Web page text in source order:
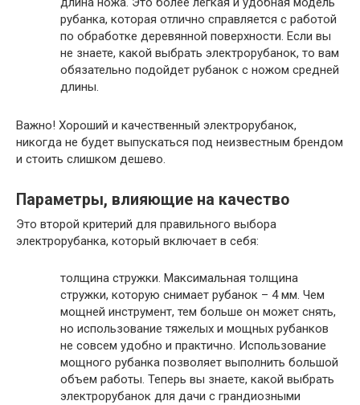
рубанка, которая отлично справляется с работой
по обработке деревянной поверхности. Если вы
не знаете, какой выбрать электрорубанок, то вам
обязательно подойдет рубанок с ножом средней
длины.
Важно! Хороший и качественный электрорубанок,
никогда не будет выпускаться под неизвестным брендом
и стоить слишком дешево.
Параметры, влияющие на качество
Это второй критерий для правильного выбора
электрорубанка, который включает в себя:
толщина стружки. Максимальная толщина
стружки, которую снимает рубанок – 4 мм. Чем
мощней инструмент, тем больше он может снять,
но использование тяжелых и мощных рубанков
не совсем удобно и практично. Использование
мощного рубанка позволяет выполнить большой
объем работы. Теперь вы знаете, какой выбрать
электрорубанок для дачи с грандиозными